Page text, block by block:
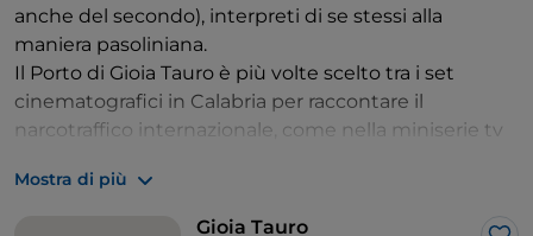
anche del secondo), interpreti di se stessi alla
maniera pasoliniana.
Il Porto di Gioia Tauro è più volte scelto tra i set
cinematografici in Calabria per raccontare il
narcotraffico internazionale, come nella miniserie tv
Sollima e ispirata all'omonimo romanzo dello
scrittore Roberto Saviano.
Mostra di più
Gioia Tauro